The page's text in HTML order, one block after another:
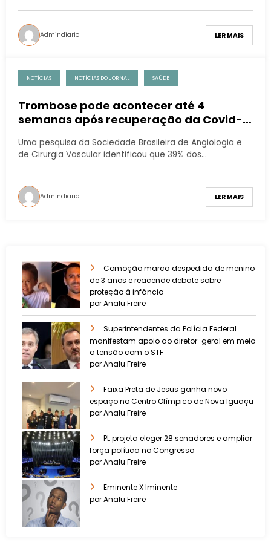
Admindiario LER MAIS
NOTÍCIAS NOTÍCIAS DO JORNAL SAÚDE
Trombose pode acontecer até 4
semanas após recuperação da Covid-
Uma pesquisa da Sociedade Brasileira de Angiologia e
de Cirurgia Vascular identificou que 39% dos…
Admindiario LER MAIS
Comoção marca despedida de menino
de 3 anos e reacende debate sobre
proteção à infância
por Analu Freire
Superintendentes da Polícia Federal
manifestam apoio ao diretor-geral em meio
a tensão com o STF
por Analu Freire
Faixa Preta de Jesus ganha novo
espaço no Centro Olímpico de Nova Iguaçu
por Analu Freire
PL projeta eleger 28 senadores e ampliar
força política no Congresso
por Analu Freire
Eminente X Iminente
por Analu Freire